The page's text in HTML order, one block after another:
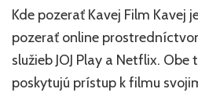
Kde pozerať Kavej Film Kavej
pozerať online
služieb JOJ Play a Netflix.
poskytujú prístup k filmu